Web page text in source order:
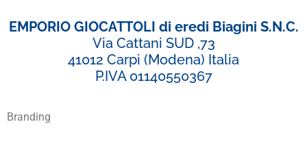
EMPORIO GIOCATTOLI di eredi Biagini S.N.C.
Via Cattani SUD ,73
41012 Carpi (Modena) Italia
P.IVA 01140550367
Branding